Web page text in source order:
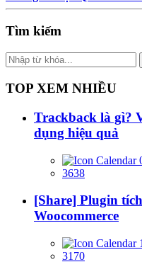
Tìm kiếm
TOP XEM NHIỀU
Trackback là gì?
dụng hiệu quả
3638
[Share] Plugin
Woocommerce
3170